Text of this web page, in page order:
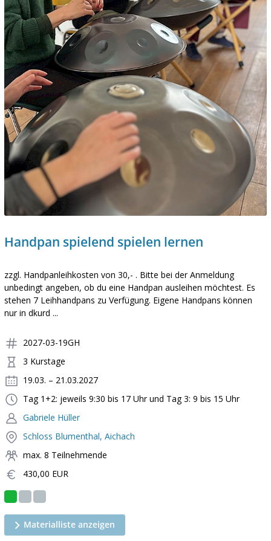
Handpan spielend spielen lernen
zzgl. Handpanleihkosten von 30,- . Bitte bei der Anmeldung
unbedingt angeben, ob du eine Handpan ausleihen möchtest. Es
stehen 7 Leihhandpans zu Verfügung. Eigene Handpans können
nur in dkurd ...
2027-03-19GH
3 Kurstage
19.03. – 21.03.2027
Tag 1+2: jeweils 9:30 bis 17 Uhr und Tag 3: 9 bis 15 Uhr
Gabriele Hüller
Schloss Blumenthal, Aichach
max. 8 Teilnehmende
430,00 EUR
Materialliste anzeigen